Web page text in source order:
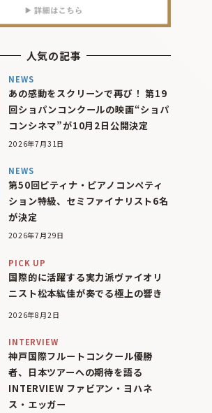
人気の記事
NEWS
あの感動をスクリーンで再び！ 第19
回ショパンコンクールの映画“ショパ
コンシネマ”が10月2日公開決定
2026年7月31日
NEWS
第50回ピティナ・ピアノコンペティ
ション特級、セミファイナリスト6名
が決定
2026年7月29日
PICK UP
国際的に活躍する実力派ヴァイオリ
ニスト松本紘佳が奏でる極上の響き
2026年8月2日
INTERVIEW
神戸国際フルートコンクール優勝
者、日本ツアーへの期待を語る
INTERVIEW ファビアン・ヨハネ
ス・エッガー